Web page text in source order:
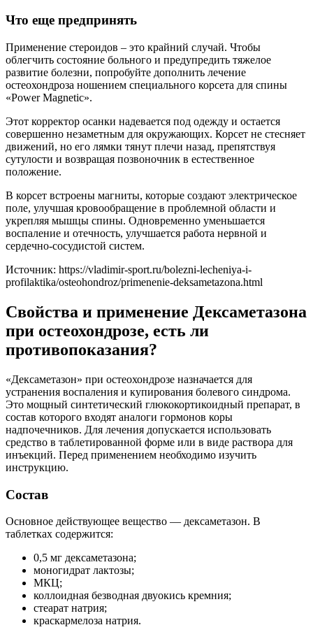
Что еще предпринять
Применение стероидов – это крайний случай. Чтобы
облегчить состояние больного и предупредить тяжелое
развитие болезни, попробуйте дополнить лечение
остеохондроза ношением специального корсета для спины
«Power Magnetic».
Этот корректор осанки надевается под одежду и остается
совершенно незаметным для окружающих. Корсет не стесняет
движений, но его лямки тянут плечи назад, препятствуя
сутулости и возвращая позвоночник в естественное
положение.
В корсет встроены магниты, которые создают электрическое
поле, улучшая кровообращение в проблемной области и
укрепляя мышцы спины. Одновременно уменьшается
воспаление и отечность, улучшается работа нервной и
сердечно-сосудистой систем.
Источник: https://vladimir-sport.ru/bolezni-lecheniya-i-
profilaktika/osteohondroz/primenenie-deksametazona.html
Свойства и применение Дексаметазона
при остеохондрозе, есть ли
противопоказания?
«Дексаметазон» при остеохондрозе назначается для
устранения воспаления и купирования болевого синдрома.
Это мощный синтетический глюкокортикоидный препарат, в
состав которого входят аналоги гормонов коры
надпочечников. Для лечения допускается использовать
средство в таблетированной форме или в виде раствора для
инъекций. Перед применением необходимо изучить
инструкцию.
Состав
Основное действующее вещество — дексаметазон. В
таблетках содержится:
0,5 мг дексаметазона;
моногидрат лактозы;
МКЦ;
коллоидная безводная двуокись кремния;
стеарат натрия;
краскармелоза натрия.